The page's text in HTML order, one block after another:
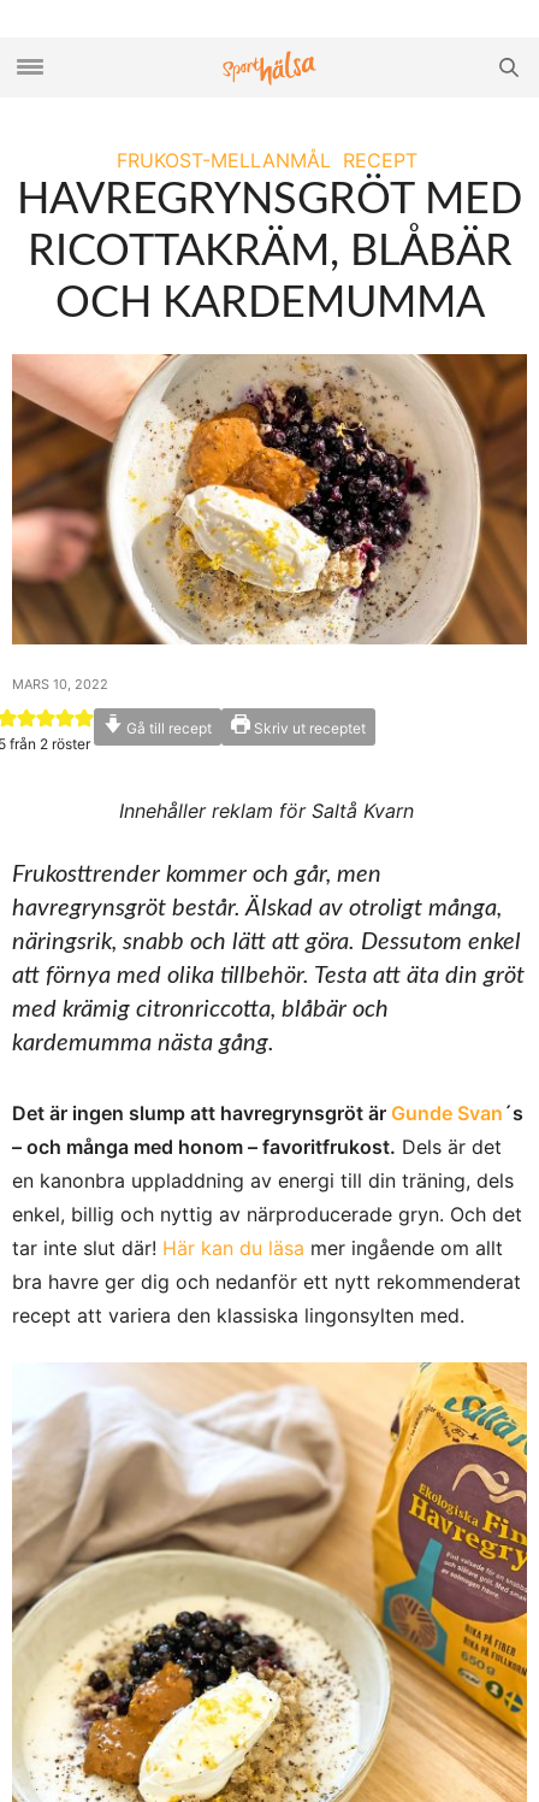
FRUKOST-MELLANMÅL RECEPT
HAVREGRYNSGRÖT MED
RICOTTAKRÄM, BLÅBÄR
OCH KARDEMUMMA
MARS 10, 2022
från 2 röster
Gå till recept Skriv ut receptet
Innehåller reklam för Saltå Kvarn
Frukosttrender kommer och går, men
havregrynsgröt består. Älskad av otroligt många,
näringsrik, snabb och lätt att göra. Dessutom enkel
att förnya med olika tillbehör. Testa att äta din gröt
med krämig citronriccotta, blåbär och
kardemumma nästa gång.
Det är ingen slump att havregrynsgröt är Gunde Svan ´s
– och många med honom – favoritfrukost. Dels är det
en kanonbra uppladdning av energi till din träning, dels
enkel, billig och nyttig av närproducerade gryn. Och det
tar inte slut där! Här kan du läsa mer ingående om allt
bra havre ger dig och nedanför ett nytt rekommenderat
recept att variera den klassiska lingonsylten med.